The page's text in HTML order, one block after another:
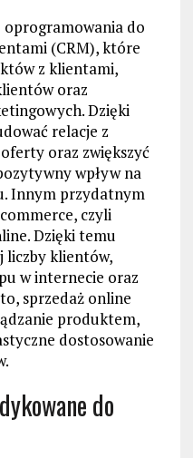
do
(CRM), które
z klientami,
oraz
Dzięki
relacje z
oraz zwiększyć
wpływ na
Innym przydatnym
czyli
Dzięki temu
liczby klientów,
w internecie oraz
sprzedaż online
produktem,
dostosowanie
do